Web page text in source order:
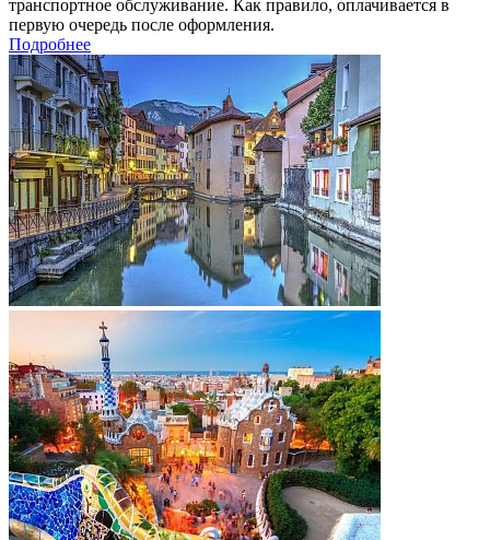
транспортное обслуживание. Как правило, оплачивается в
первую очередь после оформления.
Подробнее